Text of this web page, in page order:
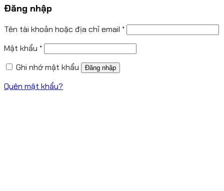
Đăng nhập
Tên tài khoản hoặc địa chỉ email *
Mật khẩu *
Ghi nhớ mật khẩu
Đăng nhập
Quên mật khẩu?